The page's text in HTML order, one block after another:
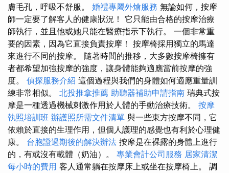
膚毛孔，呼吸不舒服。 婚禮專屬外燴服務 無論如何，按摩
師一定要了解客人的健康狀況！ 它只能由合格的按摩治療
師執行，並且他或她只能在醫療指示下執行。 一個非常重
要的因素，因為它直接負責按摩！ 按摩椅採用獨立的馬達
來進行不同的按摩。 隨著時間的推移，大多數按摩椅擁有
者都希望加強按摩的強度，讓身體能夠適應當前按摩的強
度。 偵探服務介紹 這個過程與我們的身體如何適應重量訓
練非常相似。 北投推拿推薦 助聽器補助申請指南 瑞典式按
摩是一種透過機械刺激作用於人體的手動治療技術。 按摩
執照培訓班 辦護照所需文件清單 與一些東方按摩不同，它
依賴於直接的生理作用，但個人護理的感覺也有利於心理健
康。 台胞證過期後的解決辦法 按摩是在裸露的身體上進行
的，有或沒有載體（奶油）。 專業會計公司服務 居家清潔
每小時的費用 客人通常躺在按摩床上或坐在按摩椅上。 調